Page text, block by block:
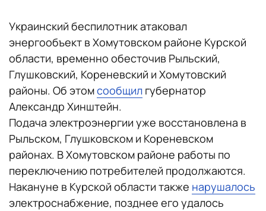
Украинский беспилотник атаковал
энергообъект в Хомутовском районе Курской
области, временно обесточив Рыльский,
Глушковский, Кореневский и Хомутовский
районы. Об этомсообщил губернатор
Александр Хинштейн.
Подача электроэнергии уже восстановлена в
Рыльском, Глушковском и Кореневском
районах. В Хомутовском районе работы по
переключению потребителей продолжаются.
Накануне в Курской области также нарушалось
электроснабжение, позднее его удалось